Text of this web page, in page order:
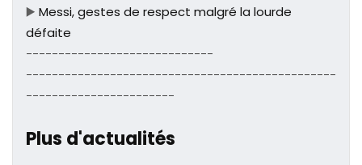
▶️ Messi, gestes de respect malgré la lourde
défaite
-----------------------------
------------------------------------------------
-----------------------
Plus d'actualités